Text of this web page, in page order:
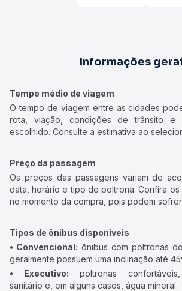
Informações
Tempo médio de viagem
O tempo de viagem entre as cidades
rota, viação, condições de trânsito
escolhido. Consulte a estimativa ao
Preço da passagem
Os preços das passagens variam de
data, horário e tipo de poltrona. Confira os
no momento da compra, pois podem
Tipos de ônibus disponíveis
• Convencional: ônibus com poltronas
geralmente possuem uma inclinação até
• Executivo: poltronas confortáveis,
sanitário e, em alguns casos, água mineral.